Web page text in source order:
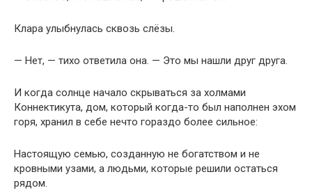
Клара улыбнулась сквозь слёзы.
— Нет, — тихо ответила она. — Это мы нашли друг друга.
И когда солнце начало скрываться за холмами
Коннектикута, дом, который когда-то был наполнен эхом
горя, хранил в себе нечто гораздо более сильное:
Настоящую семью, созданную не богатством и не
кровными узами, а людьми, которые решили остаться
рядом.